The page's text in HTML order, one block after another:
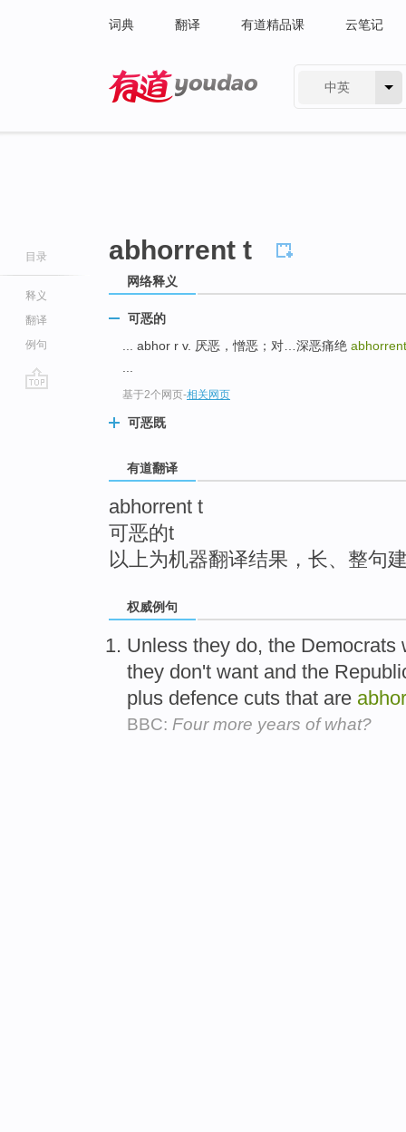
词典 翻译 有道精品课 云笔记
中英
目录
释义
翻译
例句
abhorrent t
网络释义
可恶的
... abhor r v. 厌恶，憎恶；对…深恶痛绝
基于2个网页-相关网页
可恶既
有道翻译
abhorrent t
可恶的t
以上为机器翻译结果，长、整句
权威例句
Unless they do, the
they don't want and the
plus defence cuts that are
BBC: Four more years of what?